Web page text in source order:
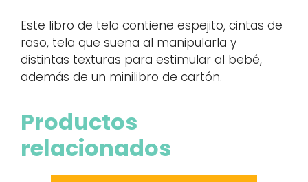
Este libro de tela contiene espejito, cintas de
raso, tela que suena al manipularla y
distintas texturas para estimular al bebé,
además de un minilibro de cartón.
Productos
relacionados